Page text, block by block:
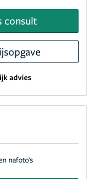
consult
advies
nafoto's